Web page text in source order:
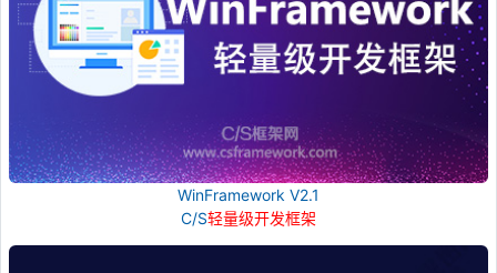
WinFramework V2.1
C/S轻量级开发框架